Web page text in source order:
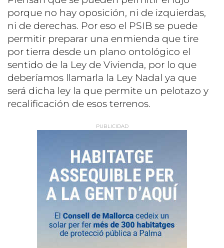
porque no hay oposición, ni de izquierdas,
ni de derechas. Por eso el PSIB se puede
permitir preparar una enmienda que tire
por tierra desde un plano ontológico el
sentido de la Ley de Vivienda, por lo que
deberíamos llamarla la Ley Nadal ya que
será dicha ley la que permite un pelotazo y
recalificación de esos terrenos.